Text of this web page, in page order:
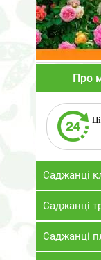
Про
Саджанці
Саджанці
Саджанці